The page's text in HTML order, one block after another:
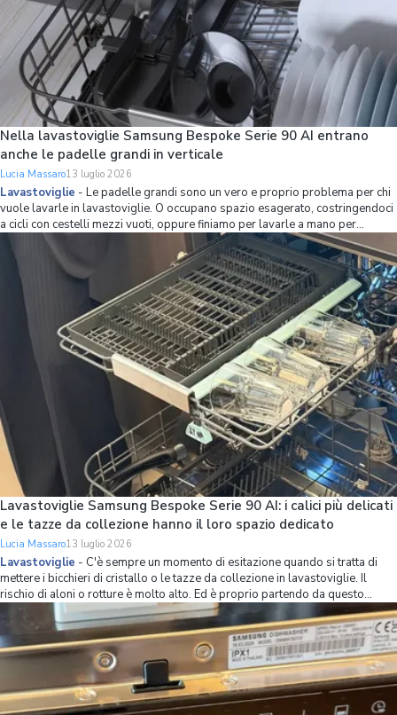
Nella lavastoviglie Samsung Bespoke Serie 90 AI entrano
anche le padelle grandi in verticale
Lucia Massaro13 luglio 2026
Lavastoviglie - Le padelle grandi sono un vero e proprio problema per chi
vuole lavarle in lavastoviglie. O occupano spazio esagerato, costringendoci
a cicli con cestelli mezzi vuoti, oppure finiamo per lavarle a mano per
mettere più stoviglie possibile in lavastoviglie. Se non volete avere più
questo problema,
Lavastoviglie Samsung Bespoke Serie 90 AI: i calici più delicati
e le tazze da collezione hanno il loro spazio dedicato
Lucia Massaro13 luglio 2026
Lavastoviglie - C'è sempre un momento di esitazione quando si tratta di
mettere i bicchieri di cristallo o le tazze da collezione in lavastoviglie. Il
rischio di aloni o rotture è molto alto. Ed è proprio partendo da questo
problema che Samsung ha ripensato l’organizzazione dello spazio interno
della lavastov